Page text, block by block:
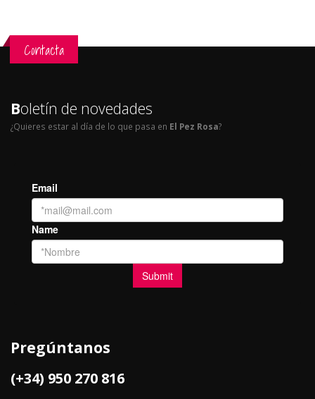
Contacta
Boletín de novedades
¿Quieres estar al día de lo que pasa en El Pez Rosa?
Pregúntanos
(+34) 950 270 816